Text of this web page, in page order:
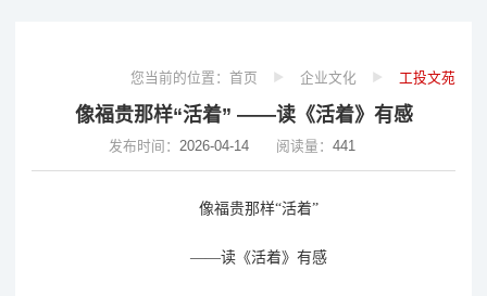
您当前的位置： 首页 企业文化 工投文苑
像福贵那样“活着” ——读《活着》有感
发布时间： 2026-04-14 阅读量： 441
像福贵那样“活着”
——读《活着》 有感